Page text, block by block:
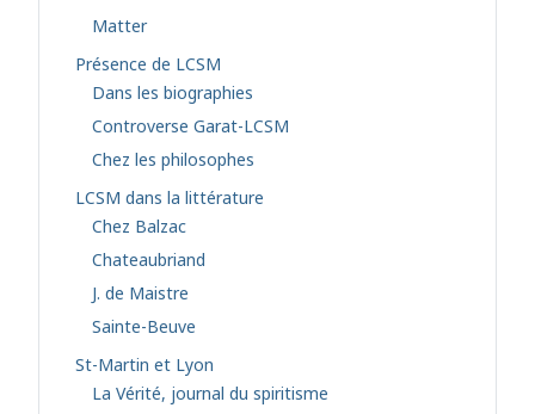
Matter
Présence de LCSM
Dans les biographies
Controverse Garat-LCSM
Chez les philosophes
LCSM dans la littérature
Chez Balzac
Chateaubriand
J. de Maistre
Sainte-Beuve
St-Martin et Lyon
La Vérité, journal du spiritisme